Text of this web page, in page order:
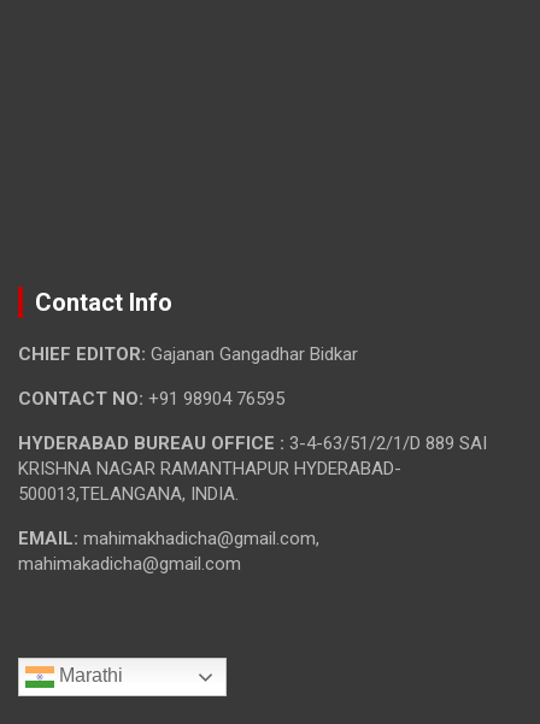
Contact Info
CHIEF EDITOR: Gajanan Gangadhar Bidkar
CONTACT NO: +91 98904 76595
HYDERABAD BUREAU OFFICE : 3-4-63/51/2/1/D 889 SAI
KRISHNA NAGAR RAMANTHAPUR HYDERABAD-
500013,TELANGANA, INDIA.
EMAIL: mahimakhadicha@gmail.com,
mahimakadicha@gmail.com
Marathi